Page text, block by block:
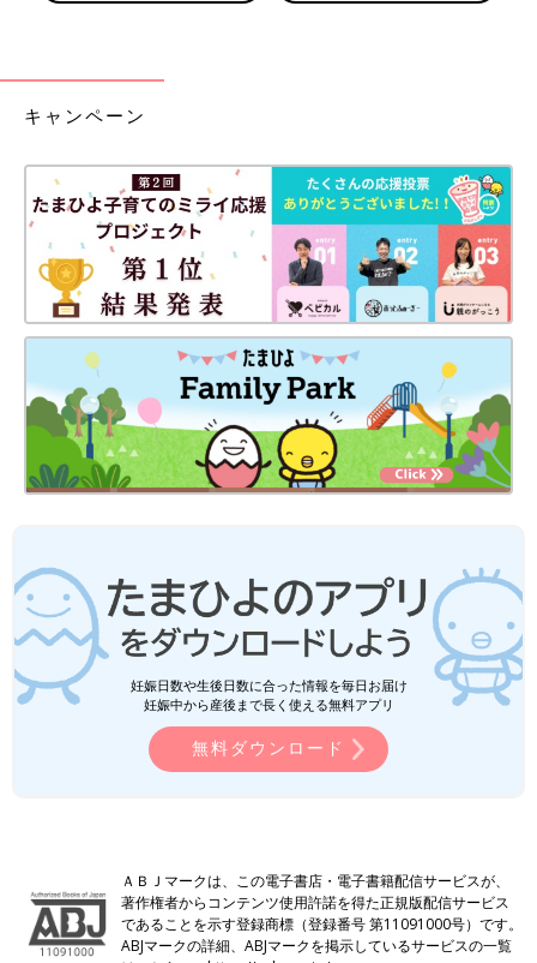
キャンペーン
妊娠日数や生後日数に合った情報を毎日お届け
妊娠中から産後まで長く使える無料アプリ
無料ダウンロード
ＡＢＪマークは、この電子書店・電子書籍配信サービスが、
著作権者からコンテンツ使用許諾を得た正規版配信サービス
であることを示す登録商標（登録番号 第11091000号）です。
ABJマークの詳細、ABJマークを掲示しているサービスの一覧